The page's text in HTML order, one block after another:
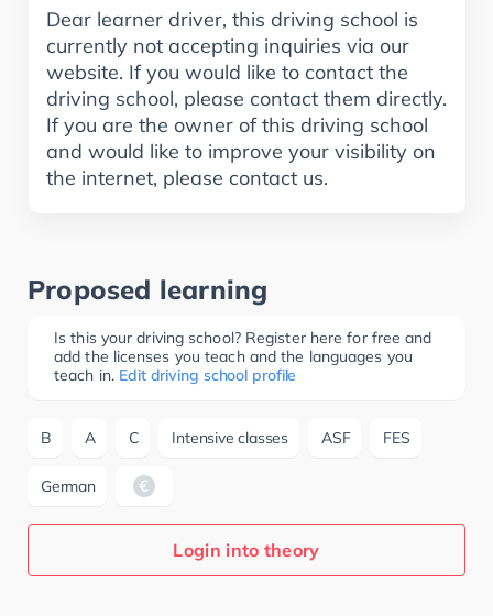
Dear learner driver, this driving school is
currently not accepting inquiries via our
website. If you would like to contact the
driving school, please contact them directly.
If you are the owner of this driving school
and would like to improve your visibility on
the internet, please contact us.
Proposed learning
Is this your driving school? Register here for free and
add the licenses you teach and the languages you
teach in. Edit driving school profile
B A C Intensive classes ASF FES
German
Login into theory